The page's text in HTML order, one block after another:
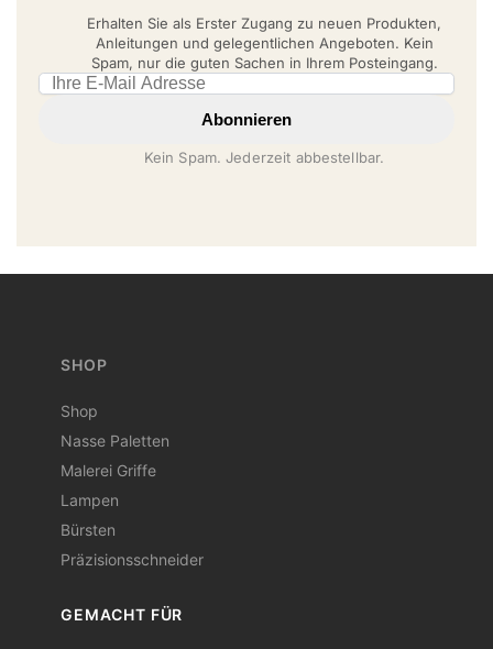
Erhalten Sie als Erster Zugang zu neuen Produkten,
Anleitungen und gelegentlichen Angeboten. Kein
Spam, nur die guten Sachen in Ihrem Posteingang.
Email address
Abonnieren
Kein Spam. Jederzeit abbestellbar.
SHOP
Shop
Nasse Paletten
Malerei Griffe
Lampen
Bürsten
Präzisionsschneider
GEMACHT FÜR